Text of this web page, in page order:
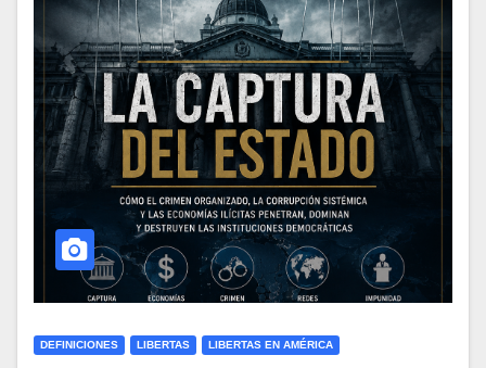
DEFINICIONES LIBERTAS LIBERTAS EN AMÉRICA